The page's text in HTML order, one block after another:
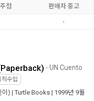
점 판매자 중고
-
- UN Cuento
직수입
이) |Turtle Books | 1999년 9월